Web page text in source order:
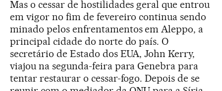
Mas o cessar de hostilidades geral que entrou
em vigor no fim de fevereiro continua sendo
minado pelos enfrentamentos em Aleppo, a
principal cidade do norte do país. O
secretário de Estado dos EUA, John Kerry,
viajou na segunda-feira para Genebra para
tentar restaurar o cessar-fogo. Depois de se